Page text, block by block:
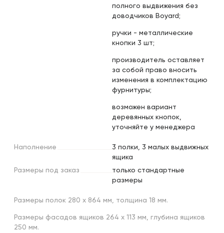
полного выдвижения без
доводчиков Boyard;
ручки - металлические
кнопки 3 шт;
производитель оставляет
за собой право вносить
изменения в комплектацию
фурнитуры;
возможен вариант
деревянных кнопок,
уточняйте у менеджера
Наполнение
3 полки, 3 малых выдвижных
ящика
Размеры под заказ
только стандартные
размеры
Размеры полок 280 х 864 мм, толщина 18 мм.
Размеры фасадов ящиков 264 х 113 мм, глубина ящиков
250 мм.